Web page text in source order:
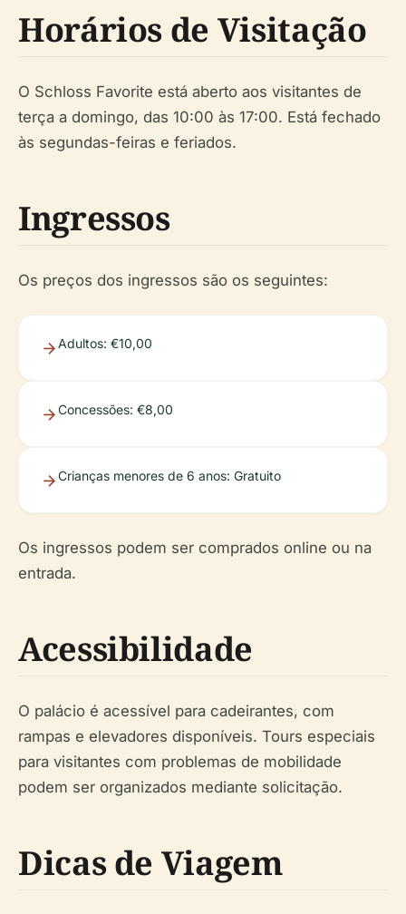
Horários de Visitação
O Schloss Favorite está aberto aos visitantes de
terça a domingo, das 10:00 às 17:00. Está fechado
às segundas-feiras e feriados.
Ingressos
Os preços dos ingressos são os seguintes:
Adultos: €10,00
Concessões: €8,00
Crianças menores de 6 anos: Gratuito
Os ingressos podem ser comprados online ou na
entrada.
Acessibilidade
O palácio é acessível para cadeirantes, com
rampas e elevadores disponíveis. Tours especiais
para visitantes com problemas de mobilidade
podem ser organizados mediante solicitação.
Dicas de Viagem